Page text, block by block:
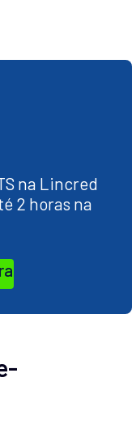
na Lincred
2 horas na